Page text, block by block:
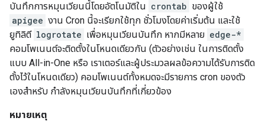
บันทึกการหมุนเวียนนี้โดยอัตโนมัติใน crontab ของผู้ใช้
apigee งาน Cron นี้จะเรียกใช้ทุก ชั่วโมงโดยค่าเริ่มต้น และใช้
ยูทิลิตี logrotate เพื่อหมุนเวียนบันทึก หากมีหลาย edge-*
คอมโพเนนต์จะติดตั้งในโหนดเดียวกัน (ตัวอย่างเช่น ในการติดตั้ง
แบบ All-in-One หรือ เราเตอร์และผู้ประมวลผลข้อความได้รับการติด
ตั้งไว้ในโหนดเดียว) คอมโพเนนต์ทั้งหมดจะมีรายการ cron ของตัว
เองสำหรับ กำลังหมุนเวียนบันทึกที่เกี่ยวข้อง
หมายเหตุ